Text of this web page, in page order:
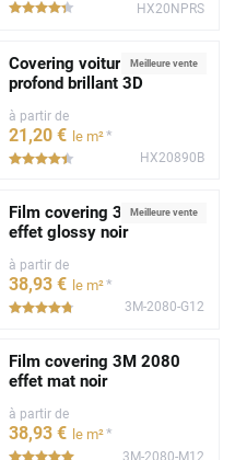
***** HX20NPRS
Meilleure vente
Covering voiture noir
profond brillant 3D
à partir de
21,20 € le m²*
***** HX20890B
Meilleure vente
Film covering 3M 2080
effet glossy noir
à partir de
38,93 € le m²*
***** 3M-2080-G12
Film covering 3M 2080
effet mat noir
à partir de
38,93 € le m²*
3M-2080-M12